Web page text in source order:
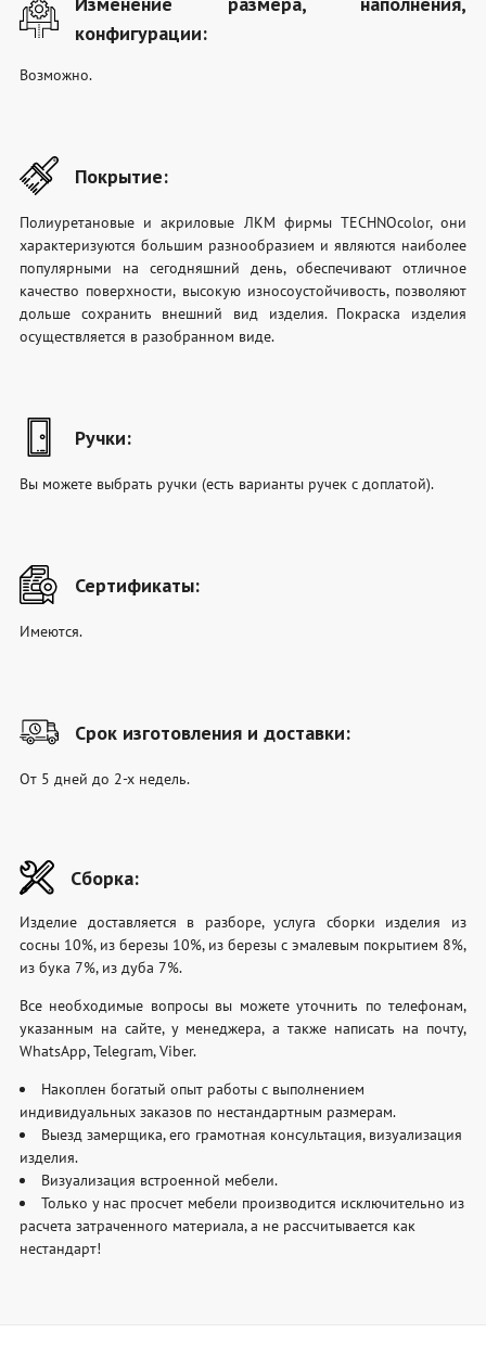
конфигурации:
Возможно.
Покрытие:
Полиуретановые и акриловые ЛКМ фирмы TECHNOcolor, они
характеризуются большим разнообразием и являются наиболее
популярными на сегодняшний день, обеспечивают отличное
качество поверхности, высокую износоустойчивость, позволяют
дольше сохранить внешний вид изделия. Покраска изделия
осуществляется в разобранном виде.
Ручки:
Вы можете выбрать ручки (есть варианты ручек с доплатой).
Сертификаты:
Имеются.
Срок изготовления и доставки:
От 5 дней до 2-х недель.
Сборка:
Изделие доставляется в разборе, услуга сборки изделия из
сосны 10%, из березы 10%, из березы с эмалевым покрытием 8%,
из бука 7%, из дуба 7%.
Все необходимые вопросы вы можете уточнить по телефонам,
указанным на сайте, у менеджера, а также написать на почту,
WhatsApp, Telegram, Viber.
Накоплен богатый опыт работы с выполнением
индивидуальных заказов по нестандартным размерам.
Выезд замерщика, его грамотная консультация, визуализация
изделия.
Визуализация встроенной мебели.
Только у нас просчет мебели производится исключительно из
расчета затраченного материала, а не рассчитывается как
нестандарт!